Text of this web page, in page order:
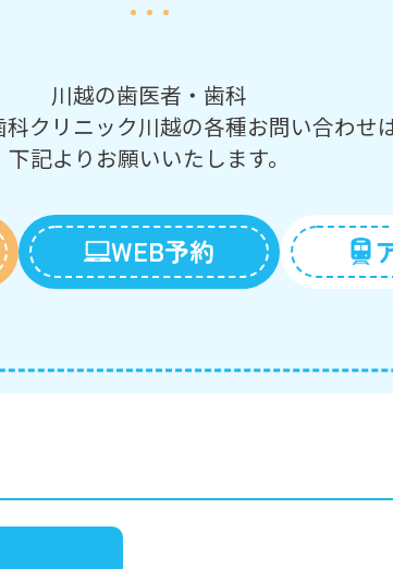
川越の歯医者・歯科
クリニック川越の各種お問い合わせ
下記よりお願いいたします。
WEB予約